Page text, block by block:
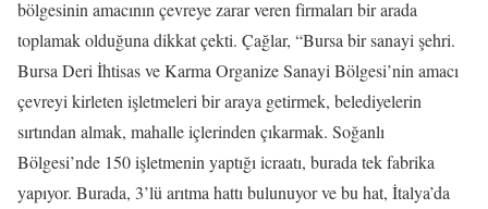
bölgesinin amacının çevreye zarar veren firmaları bir arada
toplamak olduğuna dikkat çekti. Çağlar, “Bursa bir sanayi şehri.
Bursa Deri İhtisas ve Karma Organize Sanayi Bölgesi’nin amacı
çevreyi kirleten işletmeleri bir araya getirmek, belediyelerin
sırtından almak, mahalle içlerinden çıkarmak. Soğanlı
Bölgesi’nde 150 işletmenin yaptığı icraatı, burada tek fabrika
yapıyor. Burada, 3’lü arıtma hattı bulunuyor ve bu hat, İtalya’da